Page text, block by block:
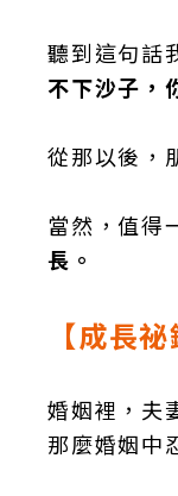
聽到這句話
不下沙子，
從那以後，
當然，值得
長。
【成長祕
婚姻裡，夫
那麼婚姻中